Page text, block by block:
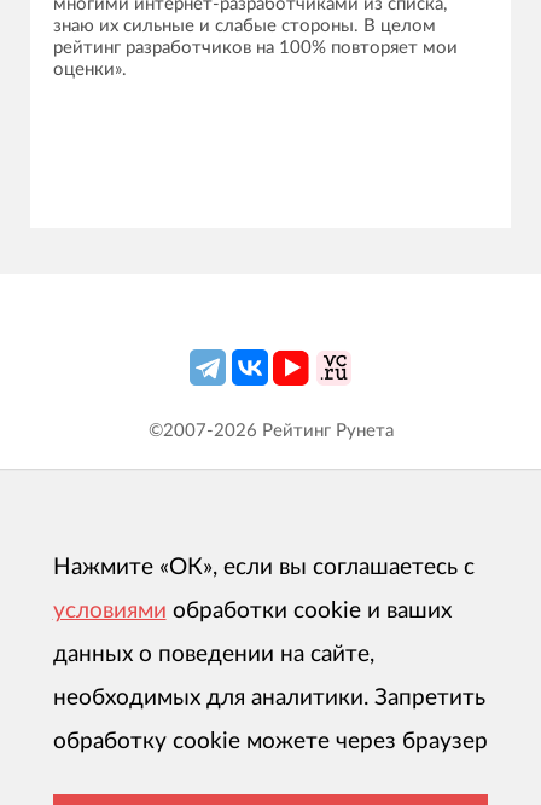
многими интернет-разработчиками из списка,
знаю их сильные и слабые стороны. В целом
рейтинг разработчиков на 100% повторяет мои
оценки».
©2007-2026 Рейтинг Рунета
Нажмите «ОК», если вы соглашаетесь с
условиями обработки cookie и ваших
данных о поведении на сайте,
необходимых для аналитики. Запретить
обработку cookie можете через браузер